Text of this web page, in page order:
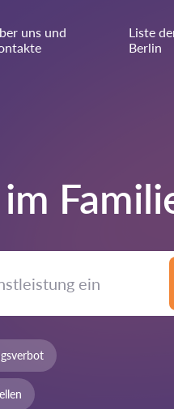
uns und
Liste
Berlin